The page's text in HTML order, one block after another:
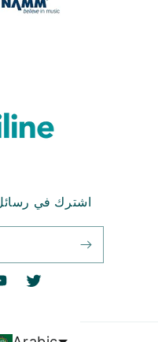
اشترك في رسائل
تويتر